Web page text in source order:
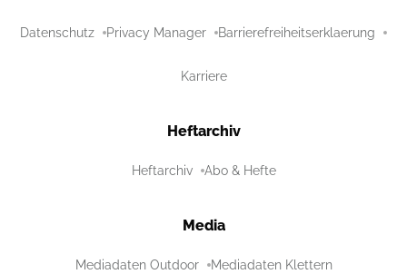
Datenschutz Privacy Manager Barrierefreiheitserklaerung
Karriere
Heftarchiv
Heftarchiv Abo & Hefte
Media
Mediadaten Outdoor Mediadaten Klettern